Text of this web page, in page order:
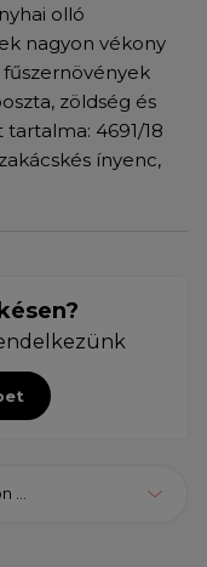
olló
nagyon vékony
fűszernövények
zöldség és
4691/18
ínyenc,
...